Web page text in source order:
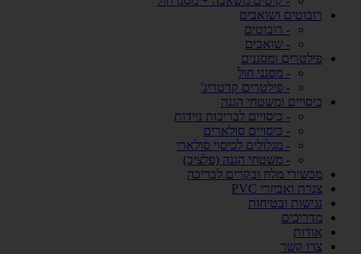
רובוטים ושואבים
- רובוטים
- שואבים
פילטרים ומסננים
- מסנני חול
- פילטרים קרטריג'
כיסויים ומשטחי הגנה
- כיסויים לבריכות ניידות
- כיסויים סולארים
- מגלולים לכיסוי סולארי
- משטחי הגנה (פלציב)
מכשירי מלח ובקרים לבריכה
צנרת ואביזרי PVC
נגישות ובטיחות
מדריכים
אודות
צרו קשר